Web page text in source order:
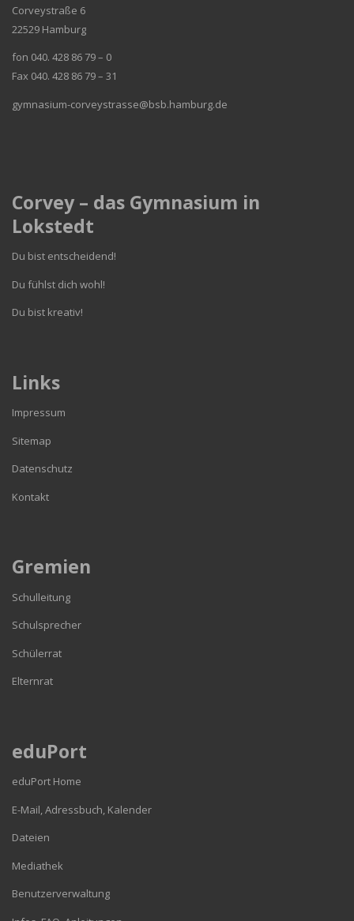
Corveystraße 6
22529 Hamburg
fon 040. 428 86 79 – 0
Fax 040. 428 86 79 – 31
gymnasium-corveystrasse@bsb.hamburg.de
Corvey – das Gymnasium in
Lokstedt
Du bist entscheidend!
Du fühlst dich wohl!
Du bist kreativ!
Links
Impressum
Sitemap
Datenschutz
Kontakt
Gremien
Schulleitung
Schulsprecher
Schülerrat
Elternrat
eduPort
eduPort Home
E-Mail, Adressbuch, Kalender
Dateien
Mediathek
Benutzerverwaltung